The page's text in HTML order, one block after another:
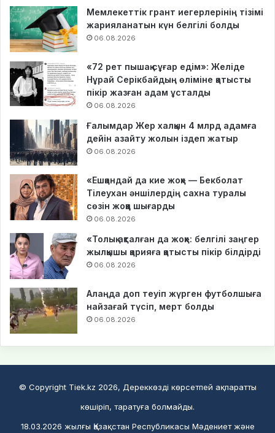
Мемлекеттік грант иегерлерінің тізімі
жарияланатын күн белгілі болды
06.08.2026
«72 рет пышақ сұғар едім»: Желіде
Нұрай Серікбайдың өліміне қатысты
пікір жазған адам ұсталды
06.08.2026
Ғалымдар Жер халқын 4 млрд адамға
дейін азайту жолын іздеп жатыр
06.08.2026
«Ешқандай да кие жоқ» — Бекболат
Тілеухан әншілердің сахна туралы
сөзін жоққа шығарды
06.08.2026
«Толық ақталған да жоқ»: белгілі заңгер
жылқышы қарияға қатысты пікір білдірді
06.08.2026
Алаңда доп теуіп жүрген футболшыға
найзағай түсіп, мерт болды
06.08.2026
© Copyright Tiek.kz 2026, Дереккөзді көрсетпей ақпаратты
көшіріп, таратуға болмайды.
18.03.2026 жылғы Қазақстан Республикасы Мәдениет және